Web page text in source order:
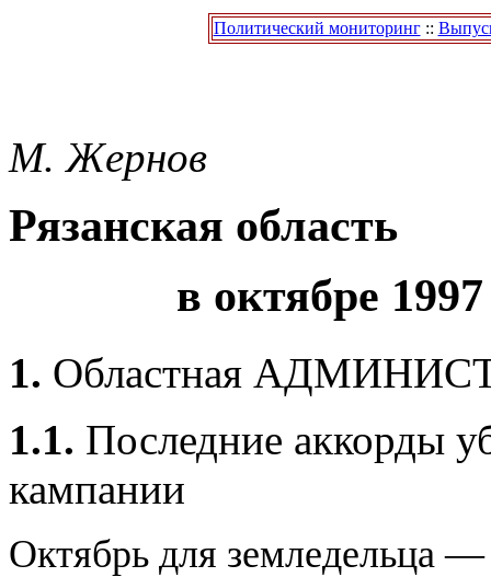
Политический мониторинг::
М. Жернов
Рязанская область
в октябре 1997
1. Областная
1.1. Последние аккорды
кампании
Октябрь для земледельца